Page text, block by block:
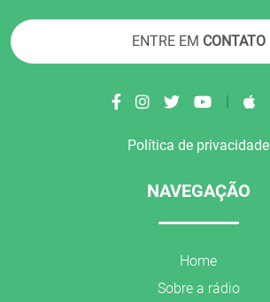
ENTRE EM CONTATO
Política de privacidade
NAVEGAÇÃO
Home
Sobre a rádio